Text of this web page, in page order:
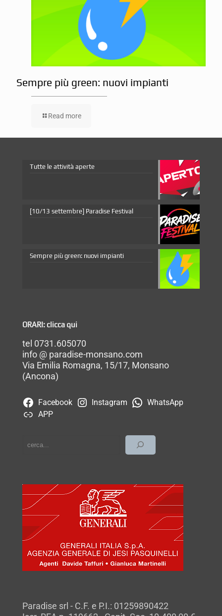
Sempre più green: nuovi impianti
Read more
Tutte le attività aperte
[10/13 settembre] Paradise Festival
Sempre più green: nuovi impianti
ORARI: clicca qui
tel 0731.605070
info @ paradise-monsano.com
Via Emilia Romagna, 15/17, Monsano
(Ancona)
Facebook Instagram
WhatsApp
APP
Paradise srl - C.F. e P.I.: 01259890422